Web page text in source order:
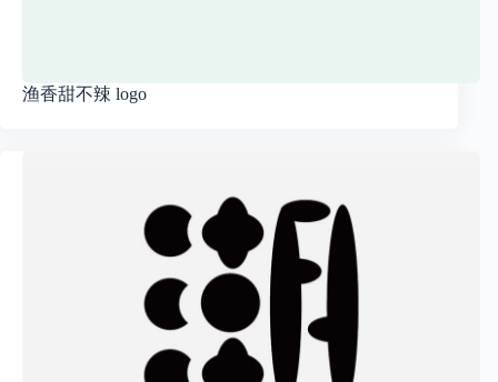
渔香甜不辣 logo